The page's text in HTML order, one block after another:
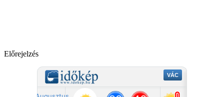
Előrejelzés